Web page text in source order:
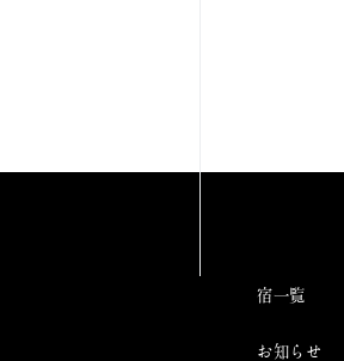
宿一覧
お知らせ